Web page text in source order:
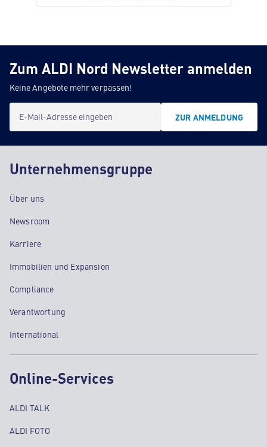
Zum ALDI Nord Newsletter anmelden
Keine Angebote mehr verpassen!
E-Mail-Adresse eingeben ZUR ANMELDUNG
Unternehmensgruppe
Über uns
Newsroom
Karriere
Immobilien und Expansion
Compliance
Verantwortung
International
Online-Services
ALDI TALK
ALDI FOTO